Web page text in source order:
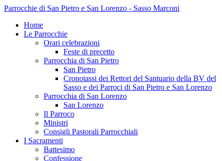
Parrocchie di San Pietro e San Lorenzo - Sasso Marconi
Home
Le Parrocchie
Orari celebrazioni
Feste di precetto
Parrocchia di San Pietro
San Pietro
Cronotassi dei Rettori del Santuario della BV del
Sasso e dei Parroci di San Pietro e San Lorenzo
Parrocchia di San Lorenzo
San Lorenzo
Il Parroco
Ministri
Consigli Pastorali Parrocchiali
I Sacramenti
Battesimo
Confessione